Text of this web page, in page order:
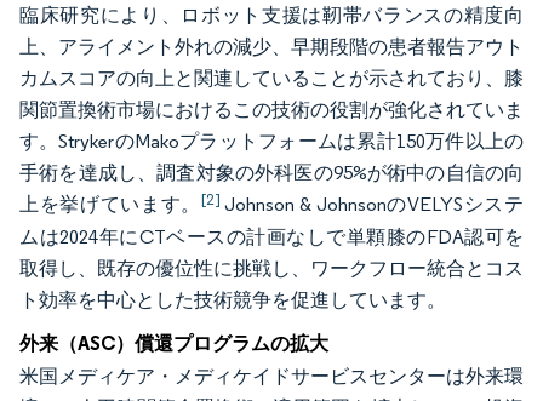
臨床研究により、ロボット支援は靭帯バランスの精度向
上、アライメント外れの減少、早期段階の患者報告アウト
カムスコアの向上と関連していることが示されており、膝
関節置換術市場におけるこの技術の役割が強化されていま
す。StrykerのMakoプラットフォームは累計150万件以上の
手術を達成し、調査対象の外科医の95%が術中の自信の向
上を挙げています。 [2] Johnson & JohnsonのVELYSシステ
ムは2024年にCTベースの計画なしで単顆膝のFDA認可を
取得し、既存の優位性に挑戦し、ワークフロー統合とコス
ト効率を中心とした技術競争を促進しています。
外来（ASC）償還プログラムの拡大
米国メディケア・メディケイドサービスセンターは外来環